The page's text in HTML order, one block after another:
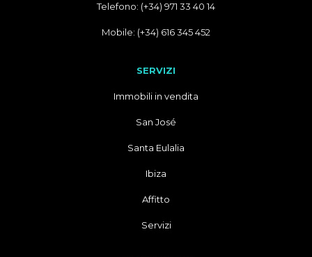
Telefono: (+34) 971 33 40 14
Mobile: (+34) 616 345 452
SERVIZI
Immobili in vendita
San José
Santa Eulalia
Ibiza
Affitto
Servizi